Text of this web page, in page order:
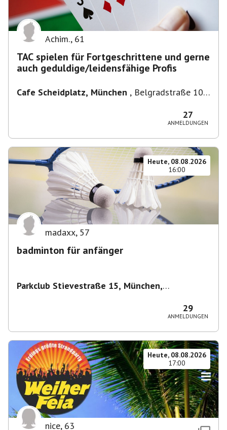
Achim., 61
TAC spielen für Fortgeschrittene und gerne
auch geduldige/leidensfähige Profis
Cafe Scheidplatz, München , Belgradstraße 104,
27
ANMELDUNGEN
Heute, 08.08.2026
16:00
madaxx, 57
badminton für anfänger
Parkclub Stievestraße 15, München,
29
ANMELDUNGEN
Heute, 08.08.2026
17:00
nice, 63